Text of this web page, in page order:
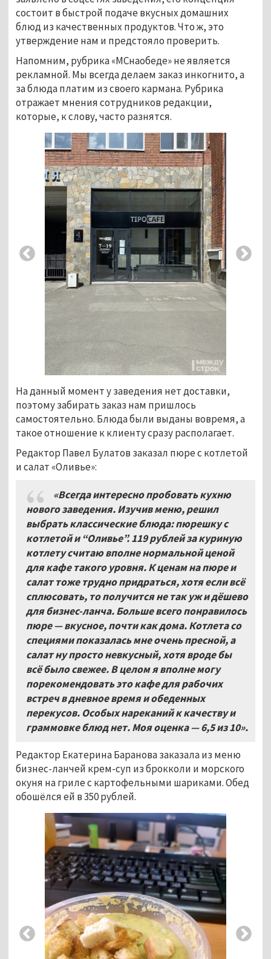
состоит в быстрой подаче вкусных домашних
блюд из качественных продуктов. Что ж, это
утверждение нам и предстояло проверить.
Напомним, рубрика «МСнаобеде» не является
рекламной. Мы всегда делаем заказ инкогнито, а
за блюда платим из своего кармана. Рубрика
отражает мнения сотрудников редакции,
которые, к слову, часто разнятся.
На данный момент у заведения нет доставки,
поэтому забирать заказ нам пришлось
самостоятельно. Блюда были выданы вовремя, а
такое отношение к клиенту сразу располагает.
Редактор Павел Булатов заказал пюре с котлетой
и салат «Оливье»:
«Всегда интересно пробовать кухню
нового заведения. Изучив меню, решил
выбрать классические блюда: пюрешку с
котлетой и “Оливье”. 119 рублей за куриную
котлету считаю вполне нормальной ценой
для кафе такого уровня. К ценам на пюре и
салат тоже трудно придраться, хотя если всё
сплюсовать, то получится не так уж и дёшево
для бизнес-ланча. Больше всего понравилось
пюре — вкусное, почти как дома. Котлета со
специями показалась мне очень пресной, а
салат ну просто невкусный, хотя вроде бы
всё было свежее. В целом я вполне могу
порекомендовать это кафе для рабочих
встреч в дневное время и обеденных
перекусов. Особых нареканий к качеству и
граммовке блюд нет. Моя оценка — 6,5 из 10».
Редактор Екатерина Баранова заказала из меню
бизнес-ланчей крем-суп из брокколи и морского
окуня на гриле с картофельными шариками. Обед
обошёлся ей в 350 рублей.